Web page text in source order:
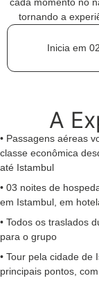
tornando a
Inicia em
A
• Passagens aéreas
classe econômica
até Istambul
• 03 noites de
em Istambul, em
• Todos os traslados
para o grupo
• Tour pela cidade de
principais pontos,